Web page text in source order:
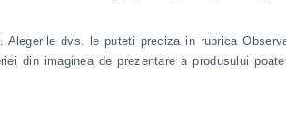
dvs. le puteti preciza in rubrica
din imaginea de prezentare a produsului